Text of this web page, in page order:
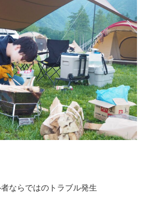
ならではのトラブル発生